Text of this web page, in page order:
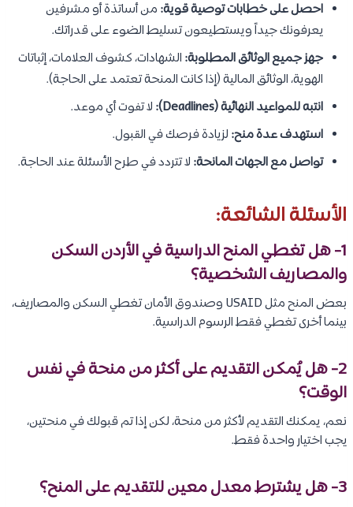
احصل على خطابات توصية قوية: من أساتذة أو مشرفين
يعرفونك جيداً ويستطيعون تسليط الضوء على قدراتك.
جهز جميع الوثائق المطلوبة: الشهادات، كشوف العلامات، إثباتات
الهوية، الوثائق المالية (إذا كانت المنحة تعتمد على الحاجة).
انتبه للمواعيد النهائية (Deadlines):
لا تفوت أي موعد.
استهدف عدة منح: لزيادة فرصك في القبول.
تواصل مع الجهات المانحة: لا تتردد في طرح الأسئلة عند الحاجة.
الأسئلة الشائعة:
1- هل تغطي المنح الدراسية في الأردن السكن
والمصاريف الشخصية؟
بعض المنح مثل USAID وصندوق الأمان تغطي السكن والمصاريف،
بينما أخرى تغطي فقط الرسوم الدراسية.
2- هل يُمكن التقديم على أكثر من منحة في نفس
الوقت؟
نعم، يمكنك التقديم لأكثر من منحة، لكن إذا تم قبولك في منحتين،
يجب اختيار واحدة فقط.
3- هل يشترط معدل معين للتقديم على المنح؟